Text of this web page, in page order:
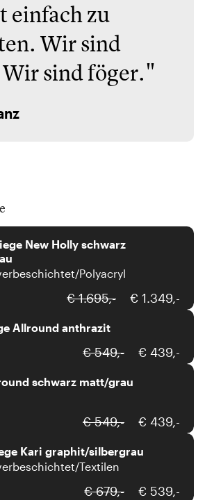
einfach zu
Wir sind
sind föger."
New Holly schwarz
Polyacryl
€ 1.695,- € 1.349,-
Stern
Allround anthrazit
€ 549,- € 439,-
Stern
schwarz matt/grau
€ 549,- € 439,-
Stern
Kari graphit/silbergrau
Textilen
€ 679,- € 539,-
Stern